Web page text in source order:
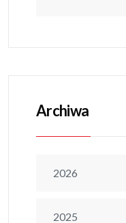
Archiwa
2026
2025